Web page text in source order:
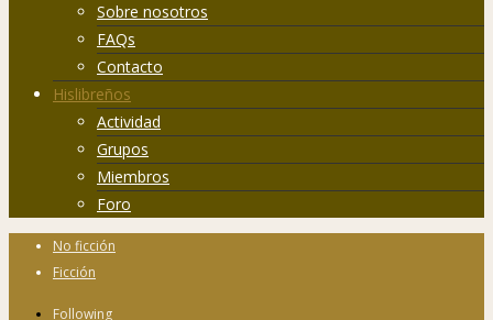
Sobre nosotros
FAQs
Contacto
Hislibreños
Actividad
Grupos
Miembros
Foro
No ficción
Ficción
Following